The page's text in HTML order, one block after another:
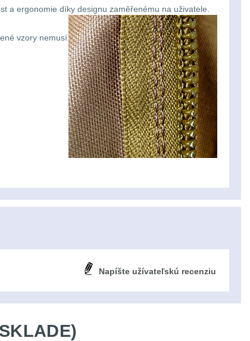
a ergonomie díky designu zaměřenému na uživatele.
vzory nemusí
Napíšte užívateľskú recenziu